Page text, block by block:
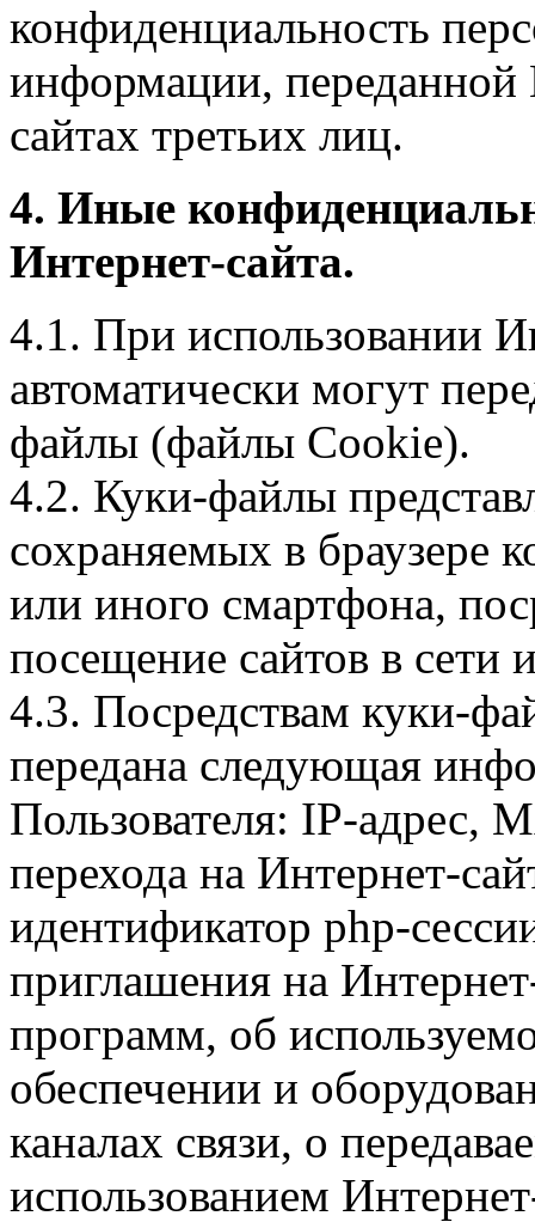
конфиденциальность
информации, переданной
сайтах третьих лиц.
4. Иные
Интернет-сайта.
4.1. При использовании
автоматически могут
файлы (файлы Cookie).
4.2. Куки-файлы
сохраняемых в браузере
или иного смартфона,
посещение сайтов в сети
4.3. Посредствам куки-
передана следующая
Пользователя: IP-адрес,
перехода на Интернет-
идентификатор php-
приглашения на
программ, об
обеспечении и
каналах связи, о
использованием